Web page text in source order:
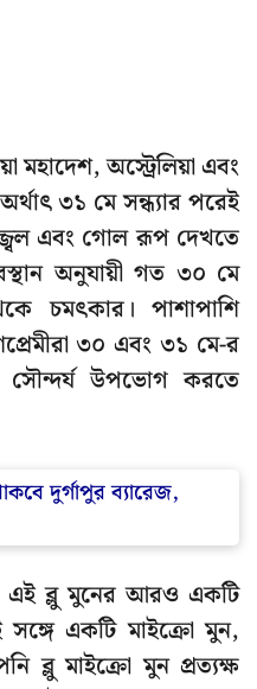
মহাদেশ, অস্ট্রেলিয়া এবং
৩১ মে সন্ধ্যার পরেই
এবং গোল রূপ দেখতে
অনুযায়ী গত ৩০ মে
চমৎকার। পাশাপাশি
৩০ এবং ৩১ মে-র
সৌন্দর্য উপভোগ করতে
দুর্গাপুর ব্যারেজ,
ব্লু মুনের আরও একটি
একটি মাইক্রো মুন,
মাইক্রো মুন প্রত্যক্ষ